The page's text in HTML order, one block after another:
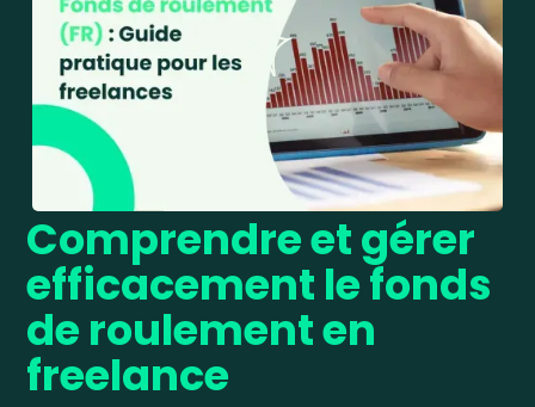
Comprendre et gérer
efficacement le fonds
de roulement en
freelance